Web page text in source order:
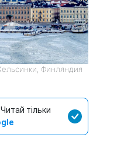
Финляндия
тільки